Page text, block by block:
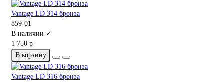
Vantage LD 314 бронза
859-01
В наличии ✓
1 750 р
В корзину
Vantage LD 316 бронза